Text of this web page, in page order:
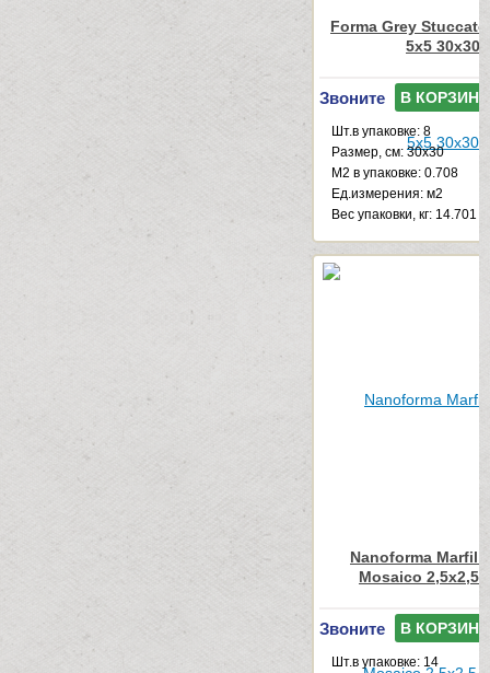
Forma Grey
5x5 30x30
Звоните В КОРЗИНУ
Шт.в упаковке: 8
Размер, см: 30x30
М2 в упаковке: 0.708
Ед.измерения: м2
Веc упаковки, кг: 14.701
Nanoforma Marfil
Mosaico 2,5x2,5
Звоните В КОРЗИНУ
Шт.в упаковке: 14